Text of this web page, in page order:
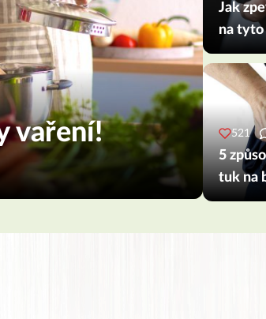
vaření!
Jak
na
521
5
tuk na